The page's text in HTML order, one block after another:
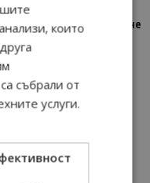
от…”: Петрич – Изживяване
Пловдив, градът на
Перник – град на
които
събрали от
услуги.